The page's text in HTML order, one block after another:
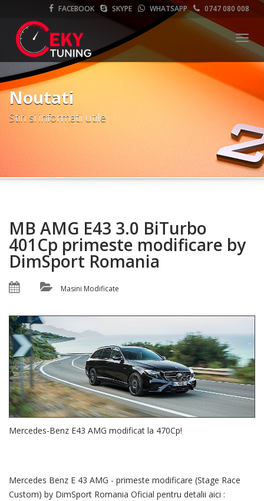
FACEBOOK SKYPE WHATSAPP 0747 080 008
Noutati
Stiri si informatii utile
MB AMG E43 3.0 BiTurbo
401Cp primeste modificare by
DimSport Romania
Masini Modificate
Mercedes-Benz E43 AMG modificat la 470Cp!
Mercedes Benz E 43 AMG - primeste modificare (Stage Race
Custom) by DimSport Romania Oficial pentru detalii aici :